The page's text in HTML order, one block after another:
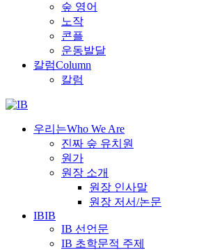
숲 영어
노작
콘플
운동발달
칼럼Column
칼럼
우리는Who We Are
진짜 숲 유치원
원가
원장 소개
원장 인사말
원장 저서/논문
IBIB
IB 선언문
IB 초학문적 주제